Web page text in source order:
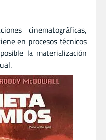
cinematográficas,
en procesos técnicos
la materialización